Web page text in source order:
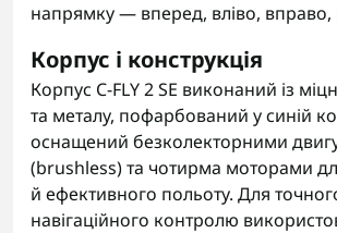
напрямку — вперед, вліво, вправо,
Корпус і конструкція
Корпус C-FLY 2 SE виконаний із
та металу, пофарбований у синій
оснащений безколекторними
(brushless) та чотирма моторами
й ефективного польоту. Для
навігаційного контролю